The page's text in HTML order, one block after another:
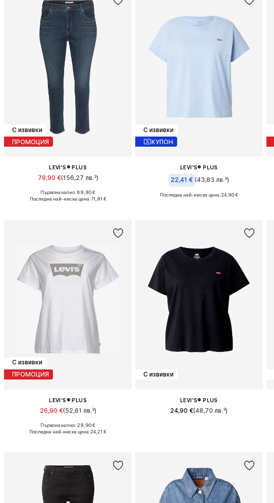
С извивки
ПРОМОЦИЯ
LEVI'S® PLUS
79,90 €(156,27 лв.³)
+1
Предлага се в много размери
Първоначално: 89,90 €
Последна най-ниска цена:71,91 €
С извивки
КУПОН
LEVI'S® PLUS
22,41 € (43,83 лв.³)
Налични размери: 5XL-6XL
Последна най-ниска цена:24,90 €
С извивки
ПРОМОЦИЯ
LEVI'S® PLUS
26,90 €(52,61 лв.³)
+3
Налични размери: XL, XXL, XXXL, 4XL
Първоначално: 29,90 €
Последна най-ниска цена:24,21 €
С извивки
LEVI'S® PLUS
24,90 €(48,70 лв.³)